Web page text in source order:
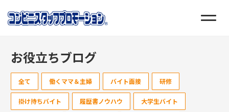
お役立ちブログ
全て 働くママ＆主婦 バイト面接 研修
掛け持ちバイト 履歴書ノウハウ 大学生バイト